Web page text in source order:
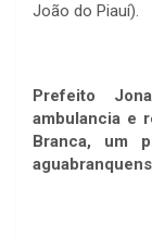
João do Piauí).
Prefeito
ambulancia e
Branca, um